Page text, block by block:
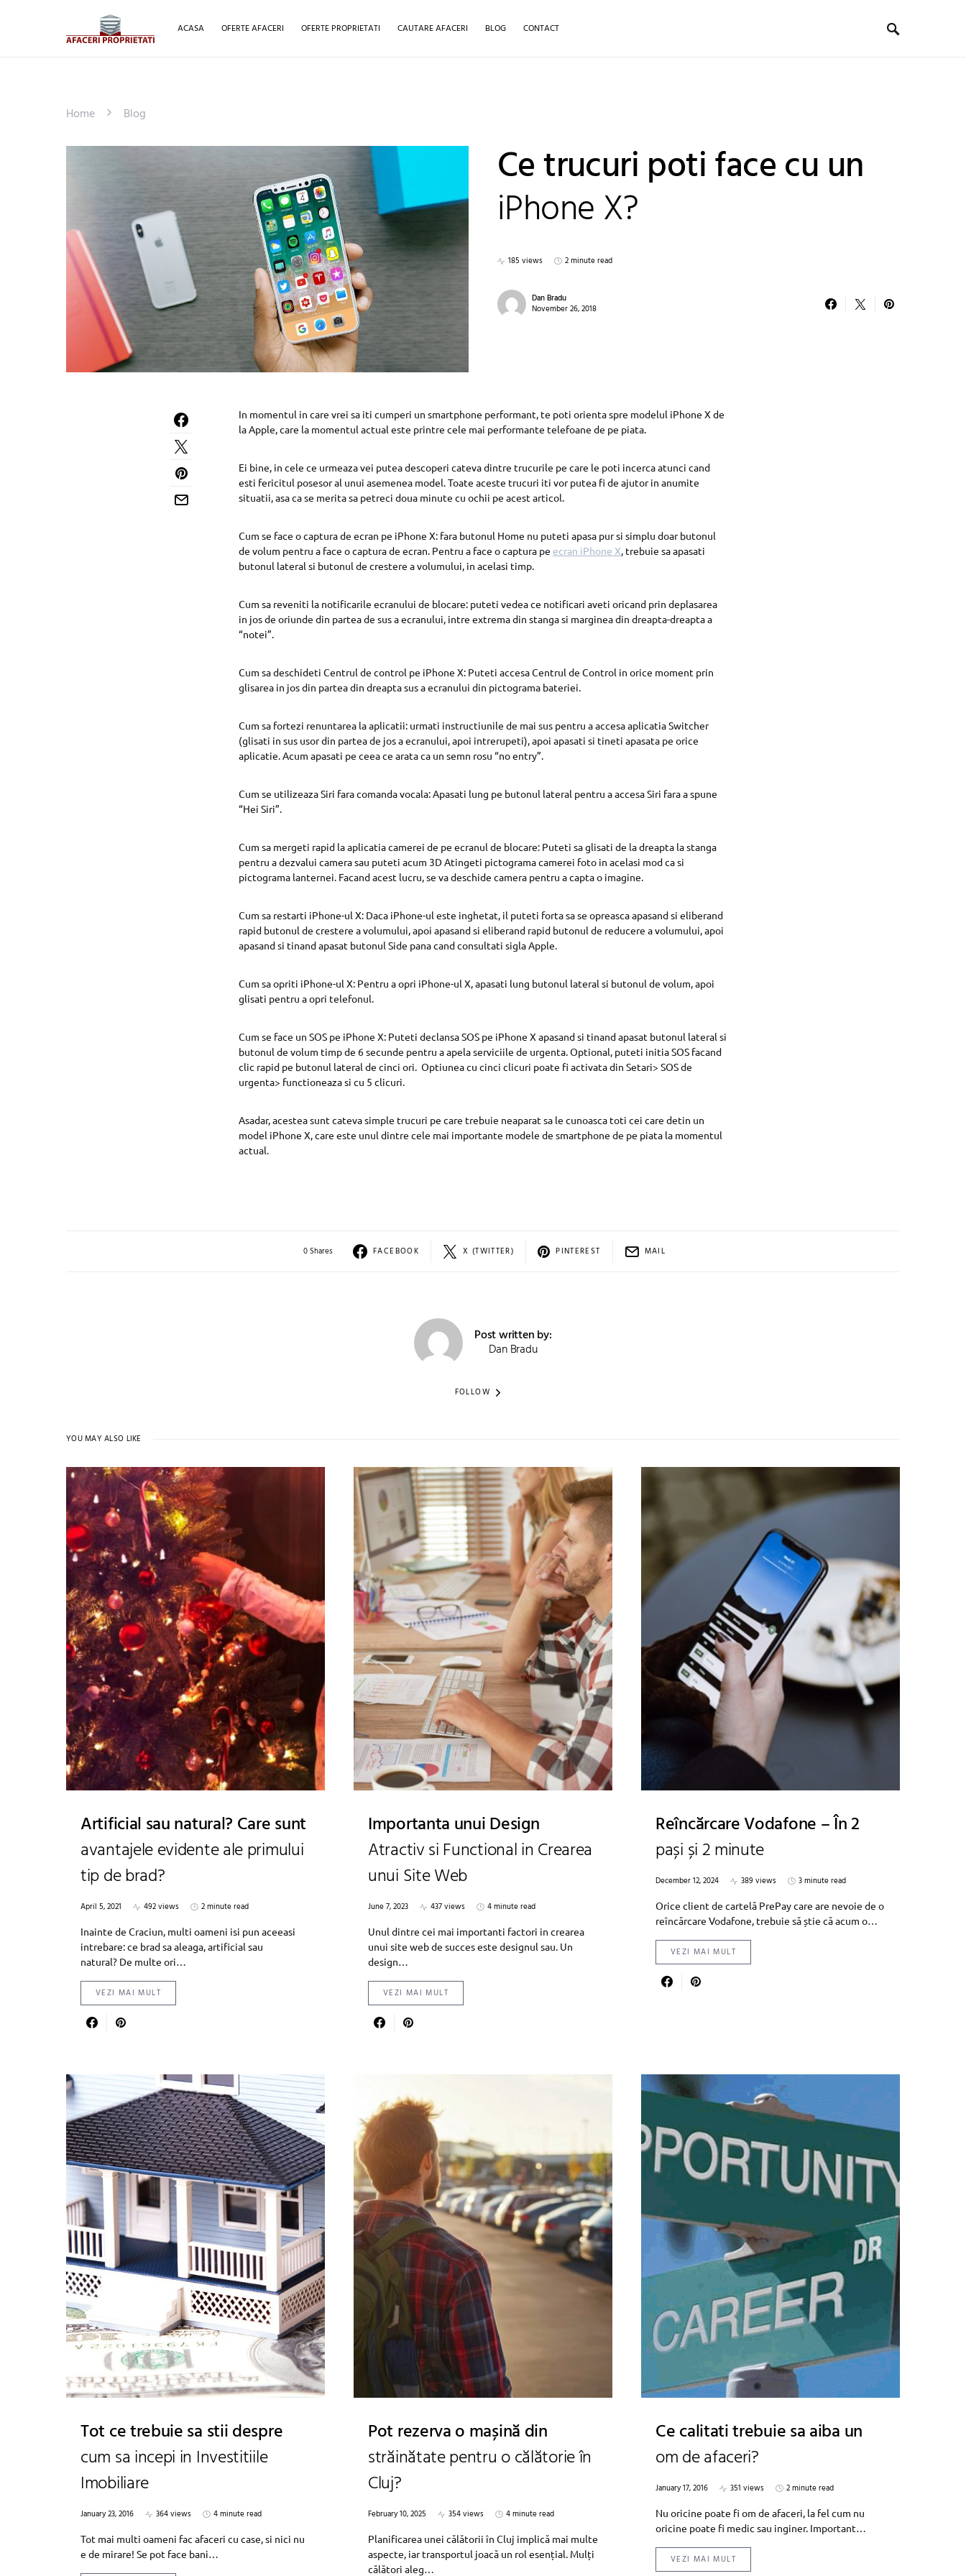
ACASA OFERTE AFACERI OFERTE PROPRIETATI CAUTARE AFACERI BLOG CONTACT
Home Blog
Ce trucuri poti face cu un
iPhone X?
185 views 2 minute read
Dan Bradu
November 26, 2018
In momentul in care vrei sa iti cumperi un smartphone performant, te poti orienta spre modelul iPhone X de
la Apple, care la momentul actual este printre cele mai performante telefoane de pe piata.
Ei bine, in cele ce urmeaza vei putea descoperi cateva dintre trucurile pe care le poti incerca atunci cand
esti fericitul posesor al unui asemenea model. Toate aceste trucuri iti vor putea fi de ajutor in anumite
situatii, asa ca se merita sa petreci doua minute cu ochii pe acest articol.
Cum se face o captura de ecran pe iPhone X: fara butonul Home nu puteti apasa pur si simplu doar butonul
de volum pentru a face o captura de ecran. Pentru a face o captura pe ecran iPhone X, trebuie sa apasati
butonul lateral si butonul de crestere a volumului, in acelasi timp.
Cum sa reveniti la notificarile ecranului de blocare: puteti vedea ce notificari aveti oricand prin deplasarea
in jos de oriunde din partea de sus a ecranului, intre extrema din stanga si marginea din dreapta-dreapta a
“notei”.
Cum sa deschideti Centrul de control pe iPhone X: Puteti accesa Centrul de Control in orice moment prin
glisarea in jos din partea din dreapta sus a ecranului din pictograma bateriei.
Cum sa fortezi renuntarea la aplicatii: urmati instructiunile de mai sus pentru a accesa aplicatia Switcher
(glisati in sus usor din partea de jos a ecranului, apoi intrerupeti), apoi apasati si tineti apasata pe orice
aplicatie. Acum apasati pe ceea ce arata ca un semn rosu “no entry”.
Cum se utilizeaza Siri fara comanda vocala: Apasati lung pe butonul lateral pentru a accesa Siri fara a spune
“Hei Siri”.
Cum sa mergeti rapid la aplicatia camerei de pe ecranul de blocare: Puteti sa glisati de la dreapta la stanga
pentru a dezvalui camera sau puteti acum 3D Atingeti pictograma camerei foto in acelasi mod ca si
pictograma lanternei. Facand acest lucru, se va deschide camera pentru a capta o imagine.
Cum sa restarti iPhone-ul X: Daca iPhone-ul este inghetat, il puteti forta sa se opreasca apasand si eliberand
rapid butonul de crestere a volumului, apoi apasand si eliberand rapid butonul de reducere a volumului, apoi
apasand si tinand apasat butonul Side pana cand consultati sigla Apple.
Cum sa opriti iPhone-ul X: Pentru a opri iPhone-ul X, apasati lung butonul lateral si butonul de volum, apoi
glisati pentru a opri telefonul.
Cum se face un SOS pe iPhone X: Puteti declansa SOS pe iPhone X apasand si tinand apasat butonul lateral si
butonul de volum timp de 6 secunde pentru a apela serviciile de urgenta. Optional, puteti initia SOS facand
clic rapid pe butonul lateral de cinci ori. Optiunea cu cinci clicuri poate fi activata din Setari> SOS de
urgenta> functioneaza si cu 5 clicuri.
Asadar, acestea sunt cateva simple trucuri pe care trebuie neaparat sa le cunoasca toti cei care detin un
model iPhone X, care este unul dintre cele mai importante modele de smartphone de pe piata la momentul
actual.
0 Shares FACEBOOK X (TWITTER) PINTEREST MAIL
Post written by:
Dan Bradu
FOLLOW
YOU MAY ALSO LIKE
Artificial sau natural? Care sunt
avantajele evidente ale primului
tip de brad?
April 5, 2021 492 views
2 minute read
Inainte de Craciun, multi oameni isi pun aceeasi
intrebare: ce brad sa aleaga, artificial sau
natural? De multe ori…
VEZI MAI MULT
Importanta unui Design
Atractiv si Functional in Crearea
unui Site Web
June 7, 2023 437 views
4 minute read
Unul dintre cei mai importanti factori in crearea
unui site web de succes este designul sau. Un
design…
VEZI MAI MULT
Reîncărcare Vodafone – În 2
pași și 2 minute
December 12, 2024 389 views
3 minute read
Orice client de cartelă PrePay care are nevoie de o
reîncărcare Vodafone, trebuie să știe că acum o…
VEZI MAI MULT
Tot ce trebuie sa stii despre
cum sa incepi in Investitiile
Imobiliare
January 23, 2016 364 views
4 minute read
Tot mai multi oameni fac afaceri cu case, si nici nu
e de mirare! Se pot face bani…
Pot rezerva o mașină din
străinătate pentru o călătorie în
Cluj?
February 10, 2025 354 views
4 minute read
Planificarea unei călătorii în Cluj implică mai multe
aspecte, iar transportul joacă un rol esențial. Mulți
călători aleg…
Ce calitati trebuie sa aiba un
om de afaceri?
January 17, 2016 351 views
2 minute read
Nu oricine poate fi om de afaceri, la fel cum nu
oricine poate fi medic sau inginer. Important…
VEZI MAI MULT